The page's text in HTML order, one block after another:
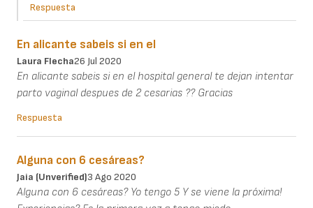
Respuesta
En alicante sabeis si en el
Laura Flecha26 Jul 2020
En alicante sabeis si en el hospital general te dejan intentar
parto vaginal despues de 2 cesarias ?? Gracias
Respuesta
Alguna con 6 cesáreas?
Jaia (unverified)3 Ago 2020
Alguna con 6 cesáreas? Yo tengo 5 Y se viene la próxima!